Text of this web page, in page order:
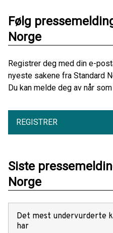
Følg
Norge
Registrer deg med din e-
nyeste sakene fra Standard
Du kan melde deg av når
REGISTRER
Siste
Norge
Det mest undervurderte
har